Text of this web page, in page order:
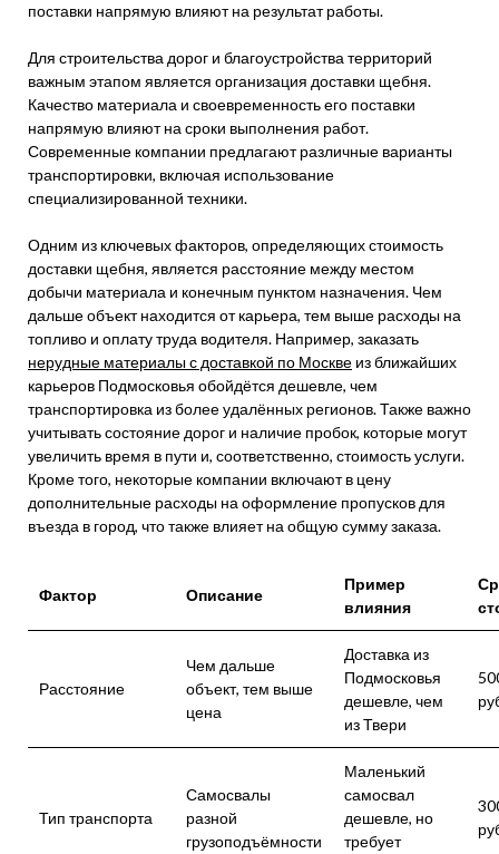
поставки напрямую влияют на результат работы.
Для строительства дорог и благоустройства территорий
важным этапом является организация доставки щебня.
Качество материала и своевременность его поставки
напрямую влияют на сроки выполнения работ.
Современные компании предлагают различные варианты
транспортировки, включая использование
специализированной техники.
Одним из ключевых факторов, определяющих стоимость
доставки щебня, является расстояние между местом
добычи материала и конечным пунктом назначения. Чем
дальше объект находится от карьера, тем выше расходы на
топливо и оплату труда водителя. Например, заказать
нерудные материалы с доставкой по Москве из ближайших
карьеров Подмосковья обойдётся дешевле, чем
транспортировка из более удалённых регионов. Также важно
учитывать состояние дорог и наличие пробок, которые могут
увеличить время в пути и, соответственно, стоимость услуги.
Кроме того, некоторые компании включают в цену
дополнительные расходы на оформление пропусков для
въезда в город, что также влияет на общую сумму заказа.
Фактор Описание
Пример
влияния
Расстояние
Чем дальше
объект, тем выше
цена
Доставка из
Подмосковья
дешевле, чем
из Твери
Тип транспорта
Самосвалы
разной
грузоподъёмности
Маленький
самосвал
дешевле, но
требует